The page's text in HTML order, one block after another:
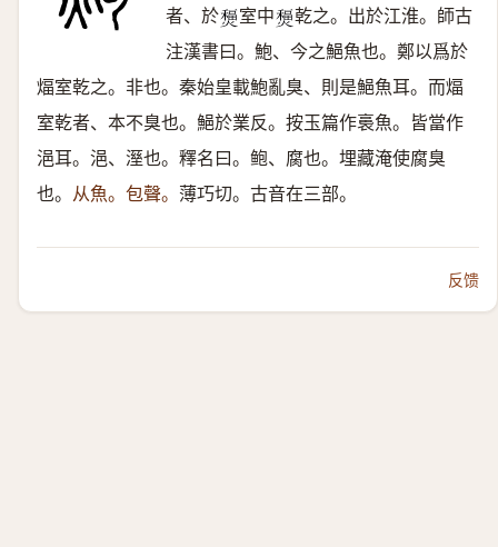
者、於𤐧 室中𤐧 乾之。出於江淮。師古
注漢書曰。鮑、今之䱒魚也。鄭以爲於
煏室乾之。非也。秦始皇載鮑亂臭、則是䱒魚耳。而煏
室乾者、本不臭也。䱒於業反。按玉篇作裛魚。皆當作
浥耳。浥、溼也。釋名曰。鲍、腐也。埋藏淹使腐臭
也。 从魚。包聲。 薄巧切。古音在三部。
反馈